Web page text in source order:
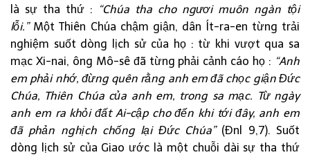
là sự tha thứ :
“Chúa tha cho ngươi muôn ngàn tội
lỗi.”Một Thiên Chúa chậm giận, dân Ít-ra-en từng trải
nghiệm suốt dòng lịch sử của họ : từ khi vượt qua sa
mạc Xi-nai, ông Mô-sê đã từng phải cảnh cáo họ : “Anh
em phải nhớ, đừng quên rằng anh em đã chọc giận Đức
Chúa, Thiên Chúa của anh em, trong sa mạc. Từ ngày
anh em ra khỏi đất Ai-cập cho đến khi tới đây, anh em
đã phản nghịch chống lại Đức Chúa”(Đnl 9,7). Suốt
dòng lịch sử của Giao ước là một chuỗi dài sự tha thứ